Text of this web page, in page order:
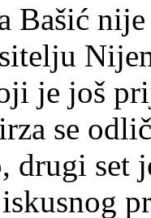
Bašić
je još
se
drugi set
iskusnog